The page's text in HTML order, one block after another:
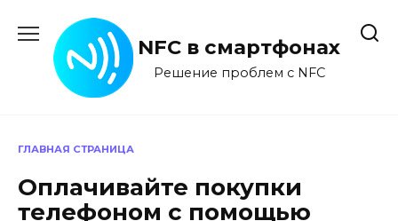
содержанию
NFC в смартфонах
Решение проблем с NFC
ГЛАВНАЯ СТРАНИЦА
Оплачивайте покупки
телефоном с помощью